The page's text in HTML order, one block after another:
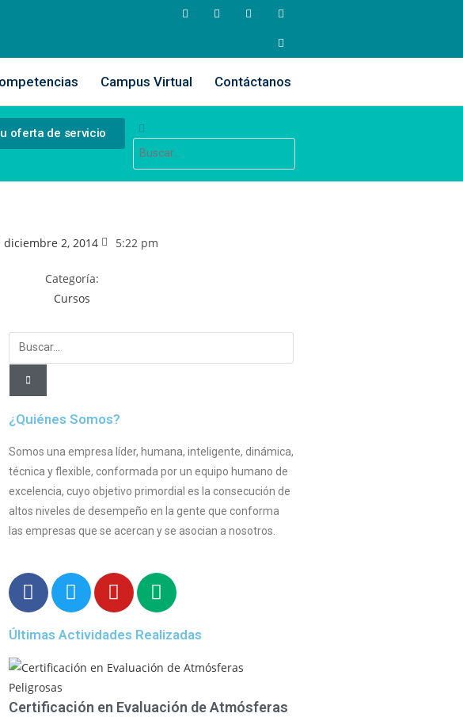
Campus Virtual Contáctanos
oferta de servicio
diciembre 2, 2014 5:22 pm
Categoría:
Cursos
¿Quiénes Somos?
Somos una empresa líder, humana, inteligente, dinámica,
técnica y flexible, conformada por un equipo humano de
excelencia, cuyo objetivo primordial es la consecución de
altos niveles de desempeño en la gente que conforma
las empresas que se acercan y se asocian a nosotros.
Últimas Actividades Realizadas
Certificación en Evaluación de Atmósferas